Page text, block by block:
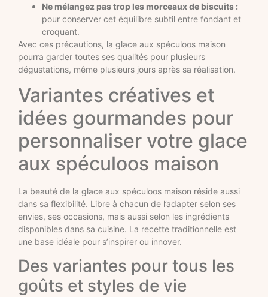
Ne mélangez pas trop les morceaux de biscuits :
pour conserver cet équilibre subtil entre fondant et
croquant.
Avec ces précautions, la glace aux spéculoos maison
pourra garder toutes ses qualités pour plusieurs
dégustations, même plusieurs jours après sa réalisation.
Variantes créatives et
idées gourmandes pour
personnaliser votre glace
aux spéculoos maison
La beauté de la glace aux spéculoos maison réside aussi
dans sa flexibilité. Libre à chacun de l’adapter selon ses
envies, ses occasions, mais aussi selon les ingrédients
disponibles dans sa cuisine. La recette traditionnelle est
une base idéale pour s’inspirer ou innover.
Des variantes pour tous les
goûts et styles de vie